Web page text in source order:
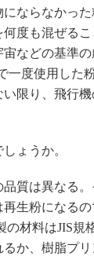
ならなかっ
度も混ぜる
などの基準
一度使用した
限り、飛行
ょうか。
質は異なる
生粉になる
材料はJIS規
か、樹脂プ